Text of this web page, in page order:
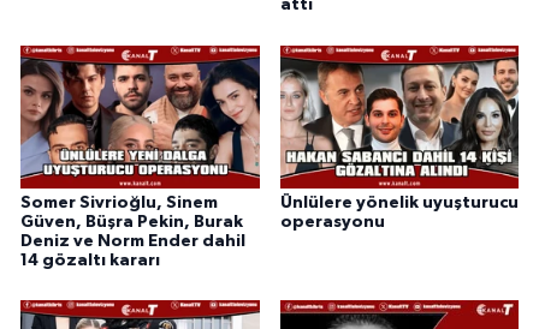
attı
Somer Sivrioğlu, Sinem
Güven, Büşra Pekin, Burak
Deniz ve Norm Ender dahil
14 gözaltı kararı
Ünlülere yönelik uyuşturucu
operasyonu